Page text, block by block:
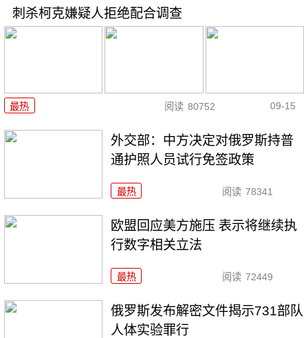
刺杀柯克嫌疑人拒绝配合调查
最热 阅读 80752 09-15
外交部：中方决定对俄罗斯持普
通护照人员试行免签政策
最热 阅读 78341
欧盟回应美方施压 表示将继续执
行数字相关立法
最热 阅读 72449
俄罗斯发布解密文件揭示731部队
人体实验罪行